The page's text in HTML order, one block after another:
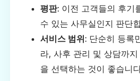
평판: 이전 고객들의 후기
수 있는 사무실인지 판단
서비스 범위: 단순히 등록
라, 사후 관리 및 상담까
을 선택하는 것이 좋습니